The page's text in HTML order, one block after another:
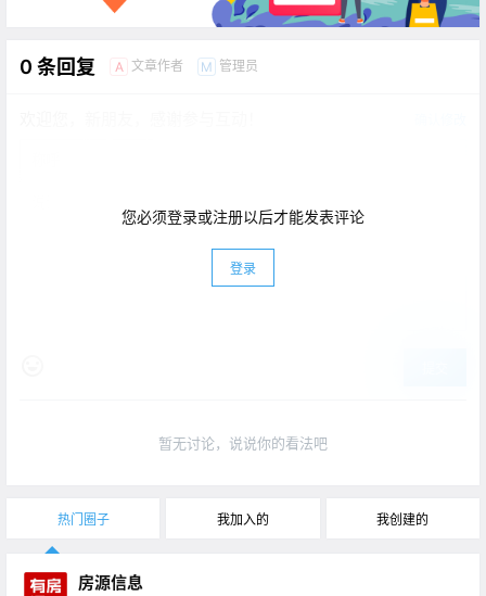
0 条回复 A 文章作者 M 管理员
您必须登录或注册以后才能发表评论
登录
暂无讨论，说说你的看法吧
热门圈子 我加入的 我创建的
房源信息